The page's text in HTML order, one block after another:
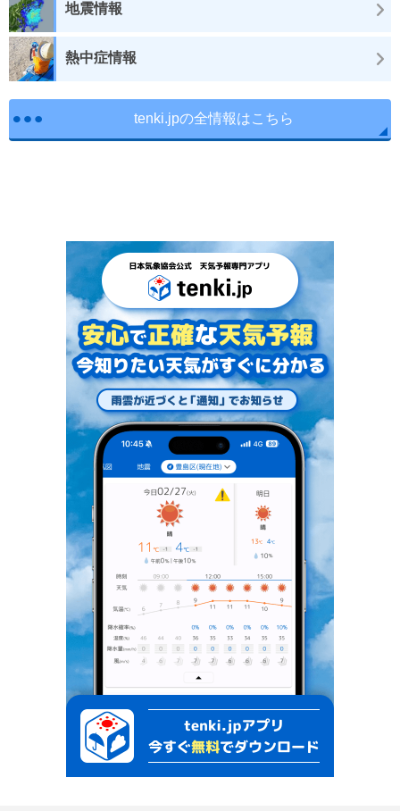
地震情報
熱中症情報
tenki.jpの全情報はこちら